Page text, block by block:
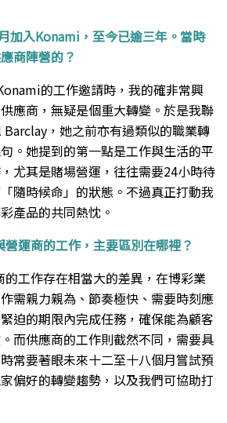
加入Konami，至今已逾三年。當時
商陣營的？
的工作邀請時，我的確非常興
應商，無疑是個重大轉變。於是我聯
Barclay，她之前亦有過類似的職業轉
。她提到的第一點是工作與生活的平
尤其是賭場營運，往往需要24小時待
隨時候命」的狀態。不過真正打動我
產品的共同熱忱。
運商的工作，主要區別在哪裡？
的工作存在相當大的差異，在博彩業
需親力親為、節奏極快、需要時刻應
迫的期限內完成任務，確保能為顧客
而供應商的工作則截然不同，需要具
常要著眼未來十二至十八個月嘗試預
偏好的轉變趨勢，以及我們可協助打